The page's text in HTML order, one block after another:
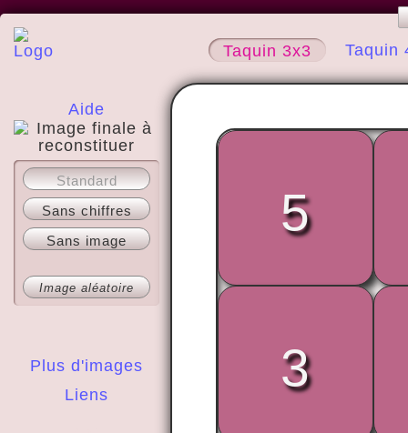
Taquin 3x3 Taquin
Aide
A propos
Plus d'images
Liens
Standard
Sans chiffres
Sans image
Image aléatoire
5
3